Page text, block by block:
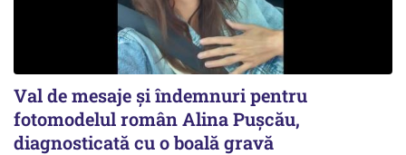
Val de mesaje și îndemnuri pentru
fotomodelul român Alina Pușcău,
diagnosticată cu o boală gravă